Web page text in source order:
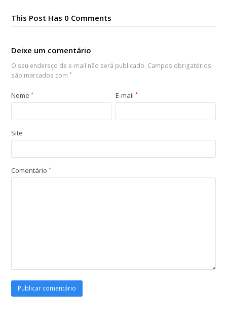
This Post Has 0 Comments
Deixe um comentário
O seu endereço de e-mail não será publicado. Campos obrigatórios
são marcados com*
Nome* E-mail*
Site
Comentário*